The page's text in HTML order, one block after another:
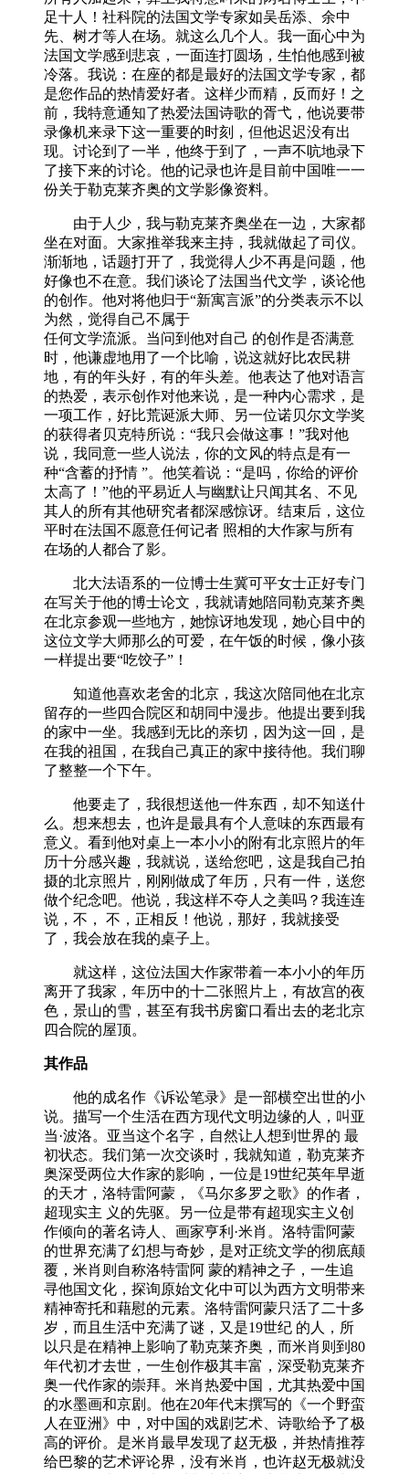
足十人！社科院的法国文学专家如吴岳添、余中
先、树才等人在场。就这么几个人。我一面心中为
法国文学感到悲哀，一面连打圆场，生怕他感到被
冷落。我说：在座的都是最好的法国文学专家，都
是您作品的热情爱好者。这样少而精，反而好！之
前，我特意通知了热爱法国诗歌的胥弋，他说要带
录像机来录下这一重要的时刻，但他迟迟没有出
现。讨论到了一半，他终于到了，一声不吭地录下
了接下来的讨论。他的记录也许是目前中国唯一一
份关于勒克莱齐奥的文学影像资料。
由于人少，我与勒克莱齐奥坐在一边，大家都
坐在对面。大家推举我来主持，我就做起了司仪。
渐渐地，话题打开了，我觉得人少不再是问题，他
好像也不在意。我们谈论了法国当代文学，谈论他
的创作。他对将他归于“新寓言派”的分类表示不以
为然，觉得自己不属于
任何文学流派。当问到他对自己 的创作是否满意
时，他谦虚地用了一个比喻，说这就好比农民耕
地，有的年头好，有的年头差。他表达了他对语言
的热爱，表示创作对他来说，是一种内心需求，是
一项工作，好比荒诞派大师、另一位诺贝尔文学奖
的获得者贝克特所说：“我只会做这事！”我对他
说，我同意一些人说法，你的文风的特点是有一
种“含蓄的抒情 ”。他笑着说：“是吗，你给的评价
太高了！”他的平易近人与幽默让只闻其名、不见
其人的所有其他研究者都深感惊讶。结束后，这位
平时在法国不愿意任何记者 照相的大作家与所有
在场的人都合了影。
北大法语系的一位博士生冀可平女士正好专门
在写关于他的博士论文，我就请她陪同勒克莱齐奥
在北京参观一些地方，她惊讶地发现，她心目中的
这位文学大师那么的可爱，在午饭的时候，像小孩
一样提出要“吃饺子”！
知道他喜欢老舍的北京，我这次陪同他在北京
留存的一些四合院区和胡同中漫步。他提出要到我
的家中一坐。我感到无比的亲切，因为这一回，是
在我的祖国，在我自己真正的家中接待他。我们聊
了整整一个下午。
他要走了，我很想送他一件东西，却不知送什
么。想来想去，也许是最具有个人意味的东西最有
意义。看到他对桌上一本小小的附有北京照片的年
历十分感兴趣，我就说，送给您吧，这是我自己拍
摄的北京照片，刚刚做成了年历，只有一件，送您
做个纪念吧。他说，我这样不夺人之美吗？我连连
说，不， 不，正相反！他说，那好，我就接受
了，我会放在我的桌子上。
就这样，这位法国大作家带着一本小小的年历
离开了我家，年历中的十二张照片上，有故宫的夜
色，景山的雪，甚至有我书房窗口看出去的老北京
四合院的屋顶。
其作品
他的成名作《诉讼笔录》是一部横空出世的小
说。描写一个生活在西方现代文明边缘的人，叫亚
当·波洛。亚当这个名字，自然让人想到世界的 最
初状态。我们第一次交谈时，我就知道，勒克莱齐
奥深受两位大作家的影响，一位是19世纪英年早逝
的天才，洛特雷阿蒙，《马尔多罗之歌》的作者，
超现实主 义的先驱。另一位是带有超现实主义创
作倾向的著名诗人、画家亨利·米肖。洛特雷阿蒙
的世界充满了幻想与奇妙，是对正统文学的彻底颠
覆，米肖则自称洛特雷阿 蒙的精神之子，一生追
寻他国文化，探询原始文化中可以为西方文明带来
精神寄托和藉慰的元素。洛特雷阿蒙只活了二十多
岁，而且生活中充满了谜，又是19世纪 的人，所
以只是在精神上影响了勒克莱齐奥，而米肖则到80
年代初才去世，一生创作极其丰富，深受勒克莱齐
奥一代作家的崇拜。米肖热爱中国，尤其热爱中国
的水墨画和京剧。他在20年代末撰写的《一个野蛮
人在亚洲》中，对中国的戏剧艺术、诗歌给予了极
高的评价。是米肖最早发现了赵无极，并热情推荐
给巴黎的艺术评论界，没有米肖，也许赵无极就没